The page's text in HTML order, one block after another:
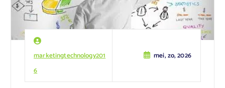
marketingtechnology201
6
mei, zo, 2026